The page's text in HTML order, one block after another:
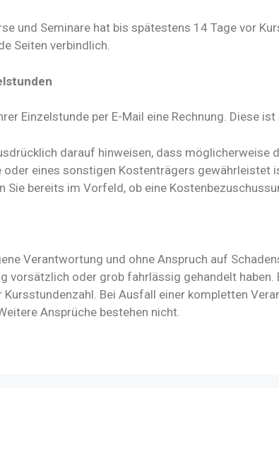
und Seminare hat bis spätestens 14 Tage vor
Seiten verbindlich.
Einzelstunde per E-Mail eine Rechnung. Diese
darauf hinweisen, dass
oder eines sonstigen Kostenträgers
Sie bereits im Vorfeld, ob eine
Verantwortung und ohne Anspruch auf
vorsätzlich oder grob fahrlässig gehandelt
Bei Ausfall einer kompletten
Ansprüche bestehen nicht.